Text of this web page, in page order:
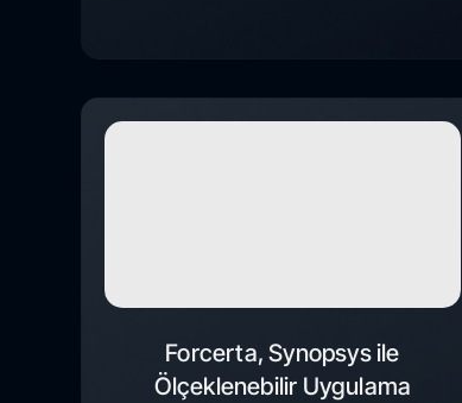
Forcerta, Synopsys ile
Ölçeklenebilir Uygulama